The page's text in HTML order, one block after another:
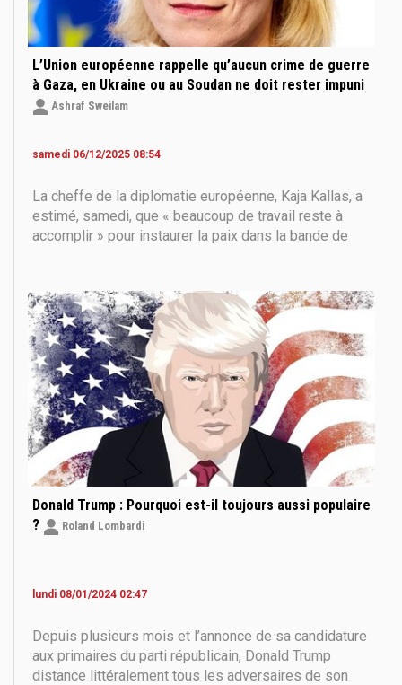
L’Union européenne rappelle qu’aucun crime de guerre
à Gaza, en Ukraine ou au Soudan ne doit rester impuni
Ashraf Sweilam
samedi 06/12/2025 08:54
La cheffe de la diplomatie européenne, Kaja Kallas, a
estimé, samedi, que « beaucoup de travail reste à
accomplir » pour instaurer la paix dans la bande de
États et à l’Autorité palestinienne
Donald Trump : Pourquoi est-il toujours aussi populaire
?
Roland Lombardi
lundi 08/01/2024 02:47
Depuis plusieurs mois et l’annonce de sa candidature
aux primaires du parti républicain, Donald Trump
distance littéralement tous les adversaires de son